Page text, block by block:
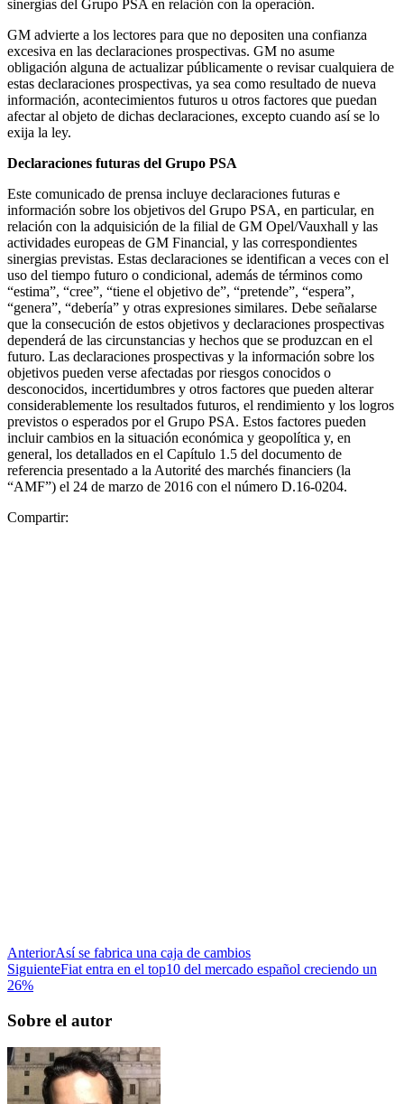
sinergias del Grupo PSA en relación con la operación.
GM advierte a los lectores para que no depositen una confianza
excesiva en las declaraciones prospectivas. GM no asume
obligación alguna de actualizar públicamente o revisar cualquiera de
estas declaraciones prospectivas, ya sea como resultado de nueva
información, acontecimientos futuros u otros factores que puedan
afectar al objeto de dichas declaraciones, excepto cuando así se lo
exija la ley.
Declaraciones futuras del Grupo PSA
Este comunicado de prensa incluye declaraciones futuras e
información sobre los objetivos del Grupo PSA, en particular, en
relación con la adquisición de la filial de GM Opel/Vauxhall y las
actividades europeas de GM Financial, y las correspondientes
sinergias previstas. Estas declaraciones se identifican a veces con el
uso del tiempo futuro o condicional, además de términos como
“estima”, “cree”, “tiene el objetivo de”, “pretende”, “espera”,
“genera”, “debería” y otras expresiones similares. Debe señalarse
que la consecución de estos objetivos y declaraciones prospectivas
dependerá de las circunstancias y hechos que se produzcan en el
futuro. Las declaraciones prospectivas y la información sobre los
objetivos pueden verse afectadas por riesgos conocidos o
desconocidos, incertidumbres y otros factores que pueden alterar
considerablemente los resultados futuros, el rendimiento y los logros
previstos o esperados por el Grupo PSA. Estos factores pueden
incluir cambios en la situación económica y geopolítica y, en
general, los detallados en el Capítulo 1.5 del documento de
referencia presentado a la Autorité des marchés financiers (la
“AMF”) el 24 de marzo de 2016 con el número D.16-0204.
Compartir:
AnteriorAsí se fabrica una caja de cambios
SiguienteFiat entra en el top10 del mercado español creciendo un
26%
Sobre el autor